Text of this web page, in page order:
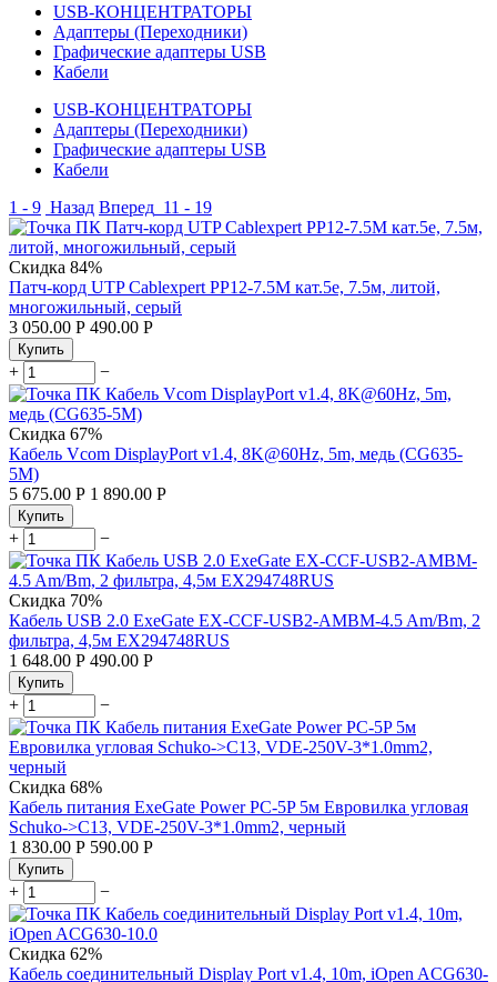
USB-КОНЦЕНТРАТОРЫ
Адаптеры (Переходники)
Графические адаптеры USB
Кабели
USB-КОНЦЕНТРАТОРЫ
Адаптеры (Переходники)
Графические адаптеры USB
Кабели
1 - 9 Назад Вперед 11 - 19
Скидка 84%
Патч-корд UTP Cablexpert PP12-7.5M кат.5e, 7.5м, литой,
многожильный, серый
3 050.00 Р 490.00 Р
Купить
+ −
Скидка 67%
Кабель Vcom DisplayPort v1.4, 8K@60Hz, 5m, медь (CG635-
5M)
5 675.00 Р 1 890.00 Р
Купить
+ −
Скидка 70%
Кабель USB 2.0 ExeGate EX-CCF-USB2-AMBM-4.5 Am/Bm, 2
фильтра, 4,5м EX294748RUS
1 648.00 Р 490.00 Р
Купить
+ −
Скидка 68%
Кабель питания ExeGate Power PC-5P 5м Евровилка угловая
Schuko->C13, VDE-250V-3*1.0mm2, черный
1 830.00 Р 590.00 Р
Купить
+ −
Скидка 62%
Кабель соединительный Display Port v1.4, 10m, iOpen ACG630-